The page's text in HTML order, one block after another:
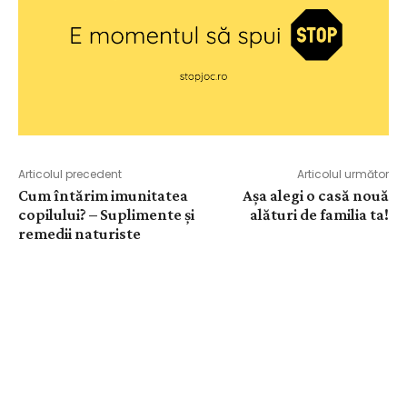
Articolul precedent
Cum întărim imunitatea
copilului? – Suplimente și
remedii naturiste
Articolul următor
Aşa alegi o casă nouă
alături de familia ta!